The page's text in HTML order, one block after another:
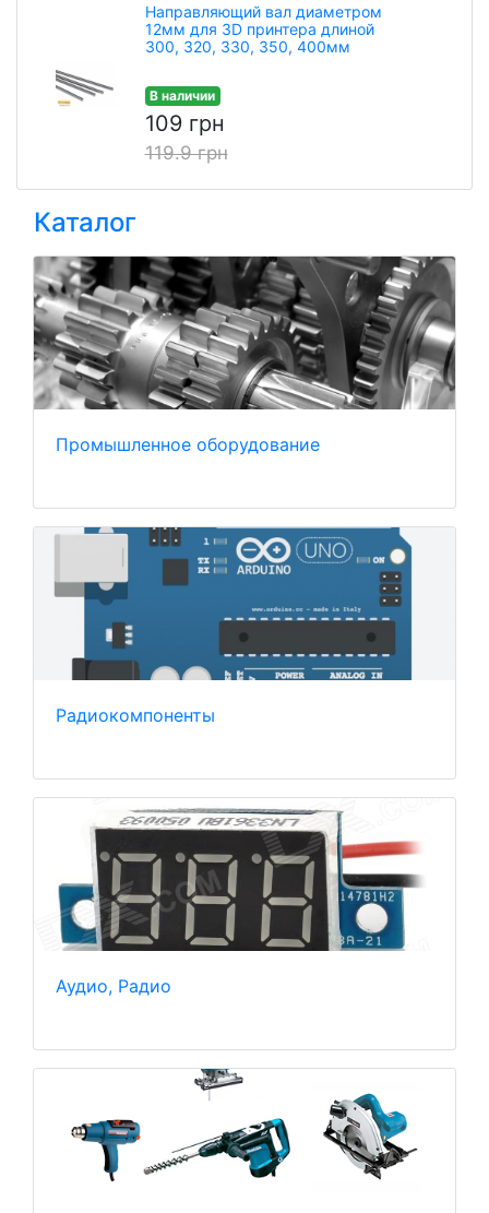
Направляющий вал диаметром
12мм для 3D принтера длиной
300, 320, 330, 350, 400мм
В наличии
109 грн
119.9 грн
Каталог
Промышленное оборудование
Радиокомпоненты
Аудио, Радио